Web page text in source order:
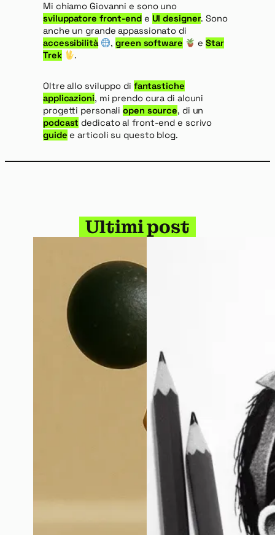
Mi chiamo Giovanni e sono uno
sviluppatore front-ende UI designer. Sono
anche un grande appassionato di
accessibilità
,green software eStar
Trek
.
Oltre allo sviluppo di fantastiche
applicazioni, mi prendo cura di alcuni
progetti personaliopen source, di un
podcast dedicato al front-end e scrivo
guide e articoli su questo blog.
Ultimi post